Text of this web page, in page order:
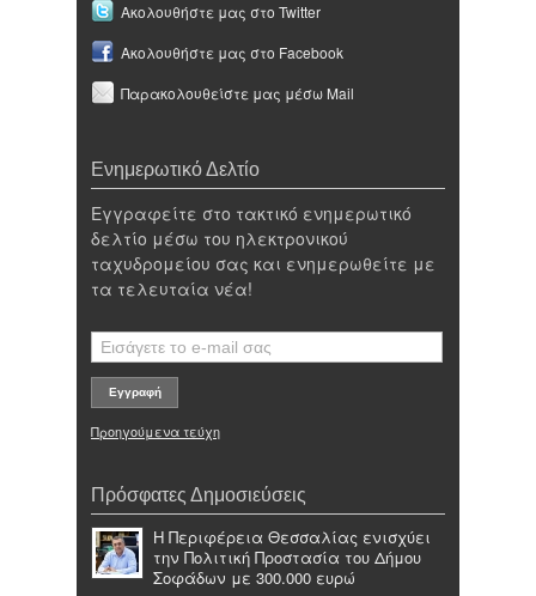
Ακολουθήστε μας στο Twitter
Ακολουθήστε μας στο Facebook
Παρακολουθείστε μας μέσω Mail
Ενημερωτικό Δελτίο
Εγγραφείτε στο τακτικό ενημερωτικό
δελτίο μέσω του ηλεκτρονικού
ταχυδρομείου σας και ενημερωθείτε με
τα τελευταία νέα!
Προηγούμενα τεύχη
Πρόσφατες Δημοσιεύσεις
Η Περιφέρεια Θεσσαλίας ενισχύει
την Πολιτική Προστασία του Δήμου
Σοφάδων με 300.000 ευρώ